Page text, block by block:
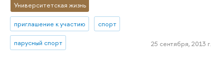
Университетская жизнь
приглашение к участию спорт
парусный спорт 25 сентября, 2013 г.